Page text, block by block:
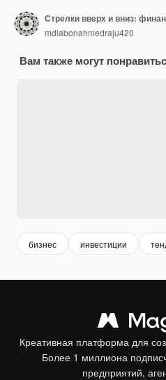
Стрелки вверх и вниз:
mdlabonahmedraju420
Вам также могут
бизнес инвестиции
Креативная платформа для
Более 1 миллиона
предприятий,